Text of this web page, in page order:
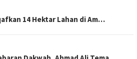
14 Hektar Lahan di Am…